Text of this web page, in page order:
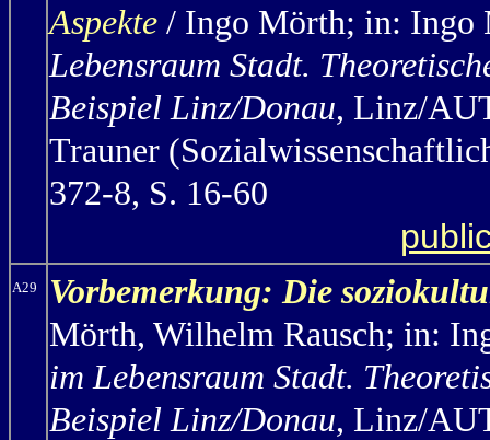
Aspekte / Ingo Mörth; in: Ingo
Lebensraum Stadt.
Beispiel Linz/Donau, Linz/
Trauner
372-8, S. 16-60
A29 Vorbemerkung: Die
Mörth, Wilhelm Rausch; in:
im Lebensraum Stadt.
Beispiel Linz/Donau, Linz/